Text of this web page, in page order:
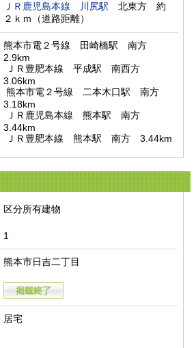
ＪＲ鹿児島本線 川尻駅 北東方　約
２ｋｍ（道路距離）
熊本市電２号線　田崎橋駅　南方
2.9km
3.06km
3.18km
3.44km
ＪＲ豊肥本線　熊本駅　南方　3.44km
区分所有建物
1
熊本市日吉二丁目
居宅